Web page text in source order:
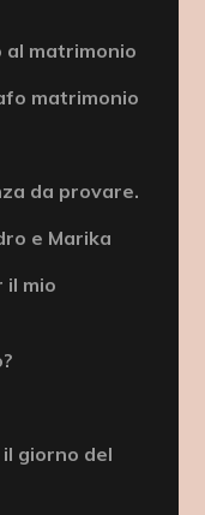
matrimonio
matrimonio
da provare.
e Marika
il mio
giorno del